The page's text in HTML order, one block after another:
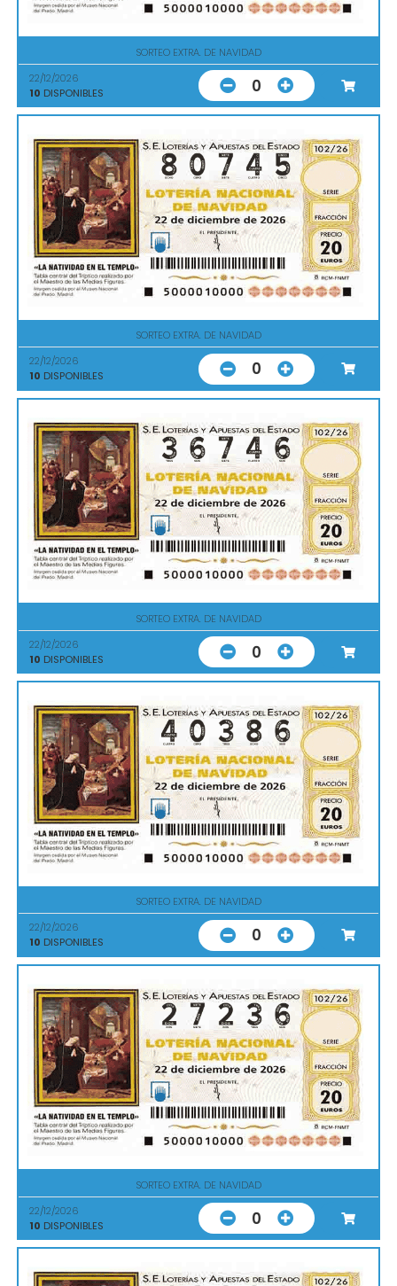
SORTEO EXTRA. DE NAVIDAD
22/12/2026
10 DISPONIBLES 0
SORTEO EXTRA. DE NAVIDAD
22/12/2026
10 DISPONIBLES 0
SORTEO EXTRA. DE NAVIDAD
22/12/2026
10 DISPONIBLES 0
SORTEO EXTRA. DE NAVIDAD
22/12/2026
10 DISPONIBLES 0
SORTEO EXTRA. DE NAVIDAD
22/12/2026
10 DISPONIBLES 0